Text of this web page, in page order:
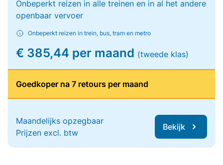
Onbeperkt reizen in alle treinen en in al het andere
openbaar vervoer
Onbeperkt reizen in trein, bus, tram en metro
€ 385,44 per maand (tweede klas)
Goedkoper na 7 retours per maand
Maandelijks opzegbaar
Prijzen excl. btw
Bekijk